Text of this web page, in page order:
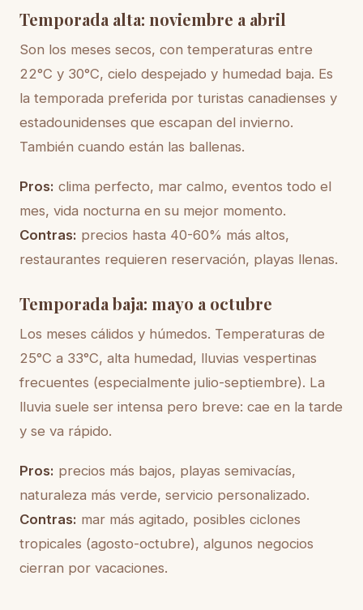
Temporada alta: noviembre a abril
Son los meses secos, con temperaturas entre
22°C y 30°C, cielo despejado y humedad baja. Es
la temporada preferida por turistas canadienses y
estadounidenses que escapan del invierno.
También cuando están las ballenas.
Pros: clima perfecto, mar calmo, eventos todo el
mes, vida nocturna en su mejor momento.
Contras: precios hasta 40-60% más altos,
restaurantes requieren reservación, playas llenas.
Temporada baja: mayo a octubre
Los meses cálidos y húmedos. Temperaturas de
25°C a 33°C, alta humedad, lluvias vespertinas
frecuentes (especialmente julio-septiembre). La
lluvia suele ser intensa pero breve: cae en la tarde
y se va rápido.
Pros: precios más bajos, playas semivacías,
naturaleza más verde, servicio personalizado.
Contras: mar más agitado, posibles ciclones
tropicales (agosto-octubre), algunos negocios
cierran por vacaciones.